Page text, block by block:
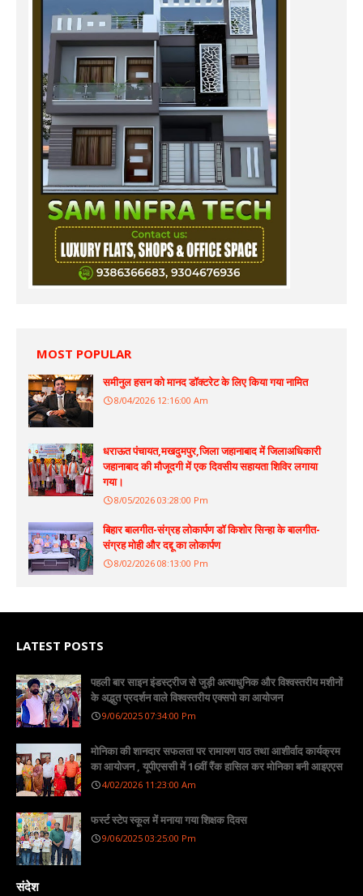
MOST POPULAR
समीनुल हसन को मानद डॉक्टरेट के लिए किया गया नामित
8/04/2026 12:16:00 Am
धराऊत पंचायत,मखदुमपुर,जिला जहानाबाद में जिलाअधिकारी
जहानाबाद की मौजूदगी में एक दिवसीय सहायता शिविर लगाया
गया।
8/05/2026 03:28:00 Pm
बिहार बालगीत-संग्रह लोकार्पण डॉ किशोर सिन्हा के बालगीत-
संग्रह मोही और दद्दू का लोकार्पण
8/02/2026 08:13:00 Pm
LATEST POSTS
पहली बार साइन इंडस्ट्रीज से जुड़ी अत्याधुनिक और विश्वस्तरीय मशीनों
के अद्भुत प्रदर्शन वाले विश्वस्तरीय एक्सपो का आयोजन
9/06/2025 07:34:00 Pm
मोनिका की शानदार सफलता पर रामायण पाठ तथा आशीर्वाद कार्यक्रम
का आयोजन , यूपीएससी में 16वीं रैंक हासिल कर मोनिका बनी आइएएस
4/02/2026 11:23:00 Am
फर्स्ट स्टेप स्कूल में मनाया गया शिक्षक दिवस
9/06/2025 03:25:00 Pm
संदेश